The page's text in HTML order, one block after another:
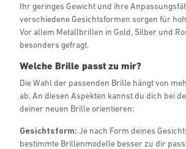
Ihr geringes Gewicht und ihre
verschiedene Gesichtsformen sorgen für
Vor allem Metallbrillen in Gold, Silber und
besonders gefragt.
Welche Brille passt zu mir?
Die Wahl der passenden Brille hängt von
ab. An diesen Aspekten kannst du dich bei
deiner neuen Brille orientieren:
Gesichtsform: Je nach Form deines
bestimmte Brillenmodelle besser zu dir